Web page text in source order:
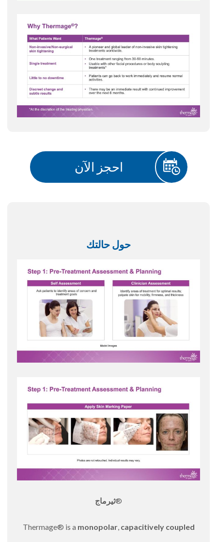
احجز الآن
حول حالتك
ثيرماج®
Thermage® is a monopolar, capacitively coupled